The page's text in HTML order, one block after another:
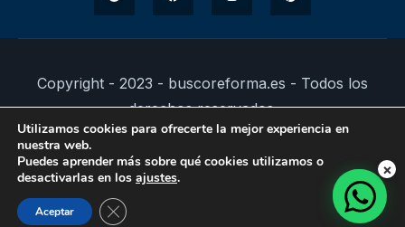
×
Copyright - 2023 - buscoreforma.es - Todos los
derechos reservados.
Utilizamos cookies para ofrecerte la mejor experiencia en
nuestra web.
Puedes aprender más sobre qué cookies utilizamos o
desactivarlas en los ajustes.
Aceptar Cerrar el banner de cookies RGPD